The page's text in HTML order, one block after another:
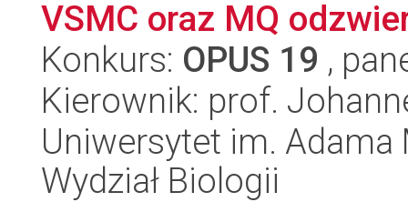
VSMC oraz MQ
Konkurs: OPUS 19 ,
Kierownik: prof.
Uniwersytet im.
Wydział Biologii